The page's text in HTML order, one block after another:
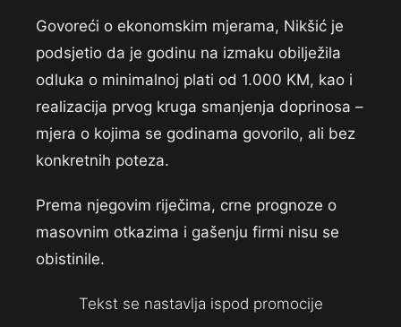
Govoreći o ekonomskim mjerama, Nikšić je
podsjetio da je godinu na izmaku obilježila
odluka o minimalnoj plati od 1.000 KM, kao i
realizacija prvog kruga smanjenja doprinosa –
mjera o kojima se godinama govorilo, ali bez
konkretnih poteza.
Prema njegovim riječima, crne prognoze o
masovnim otkazima i gašenju firmi nisu se
obistinile.
Tekst se nastavlja ispod promocije